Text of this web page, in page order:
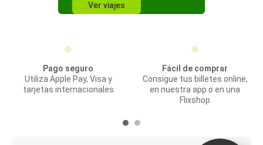
Ver viajes
Pago seguro
Utiliza Apple Pay, Visa y
tarjetas internacionales
Fácil de comprar
Consigue tus billetes online,
en nuestra app o en una
Flixshop